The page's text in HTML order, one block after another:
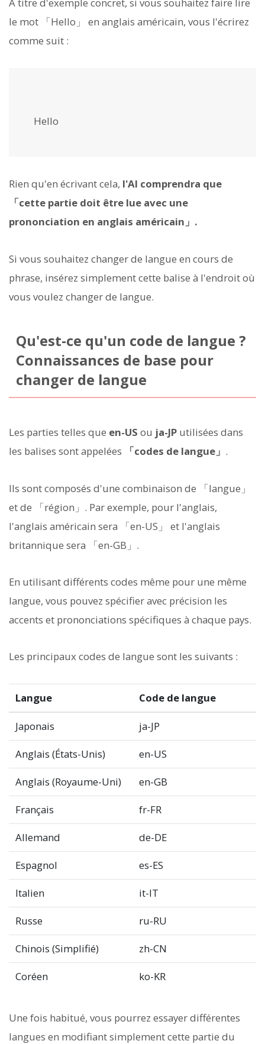
le mot 「Hello」 en anglais américain, vous l'écrirez
comme suit :
Hello
Rien qu'en écrivant cela, l'AI comprendra que
「cette partie doit être lue avec une
prononciation en anglais américain」.
Si vous souhaitez changer de langue en cours de
phrase, insérez simplement cette balise à l'endroit où
vous voulez changer de langue.
Qu'est-ce qu'un code de langue ?
Connaissances de base pour
changer de langue
Les parties telles que en-US ou ja-JP utilisées dans
les balises sont appelées
「codes de langue」 .
Ils sont composés d'une combinaison de 「langue」
et de 「région」. Par exemple, pour l'anglais,
l'anglais américain sera 「en-US」 et l'anglais
britannique sera 「en-GB」.
En utilisant différents codes même pour une même
langue, vous pouvez spécifier avec précision les
accents et prononciations spécifiques à chaque pays.
Les principaux codes de langue sont les suivants :
Langue Code de langue
Japonais ja-JP
Anglais (États-Unis) en-US
Anglais (Royaume-Uni) en-GB
Français fr-FR
Allemand de-DE
Espagnol es-ES
Italien it-IT
Russe ru-RU
Chinois (Simplifié) zh-CN
Coréen ko-KR
Une fois habitué, vous pourrez essayer différentes
langues en modifiant simplement cette partie du